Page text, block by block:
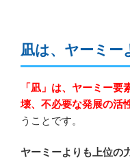
凪は、ヤーミー
「凪」は、ヤーミー
壊、不必要な発展の活
うことです。
ヤーミーよりも上位の